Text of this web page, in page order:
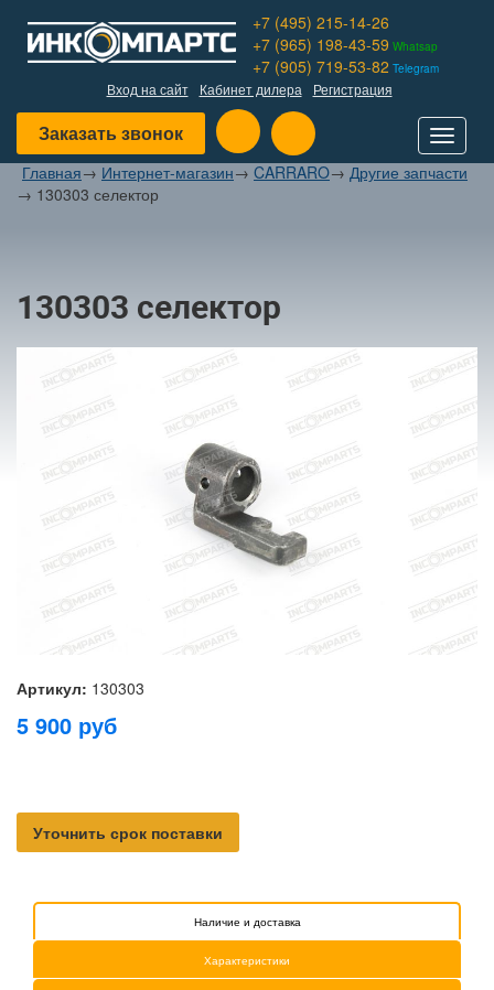
+7 (495) 215-14-26
+7 (965) 198-43-59 Whatsap
+7 (905) 719-53-82 Telegram
Вход на сайт Кабинет дилера Регистрация
Заказать звонок
Toggle
Главная→ Интернет-магазин→ CARRARO→ Другие запчасти
→ 130303 селектор
130303 селектор
Артикул: 130303
5 900 руб
Уточнить срок поставки
Наличие и доставка
Характеристики